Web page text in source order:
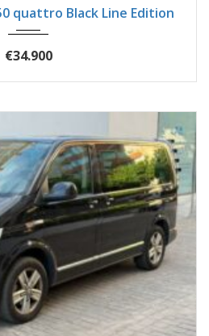
quattro Black Line Edition
€34.900